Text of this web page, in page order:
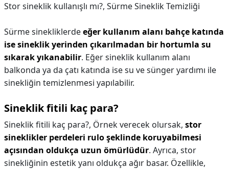
Stor sineklik kullanışlı mı?, Sürme Sineklik Temizliği
Sürme sinekliklerdeeğer kullanım alanı bahçe katında
ise sineklik yerinden çıkarılmadan bir hortumla su
sıkarak yıkanabilir. Eğer sineklik kullanım alanı
balkonda ya da çatı katında ise su ve sünger yardımı ile
sinekliğin temizlenmesi yapılabilir.
Sineklik fitili kaç para?
Sineklik fitili kaç para?, Örnek verecek olursak, stor
sineklikler perdeleri rulo şeklinde koruyabilmesi
açısından oldukça uzun ömürlüdür. Ayrıca, stor
sinekliğinin estetik yanı oldukça ağır basar. Özellikle,